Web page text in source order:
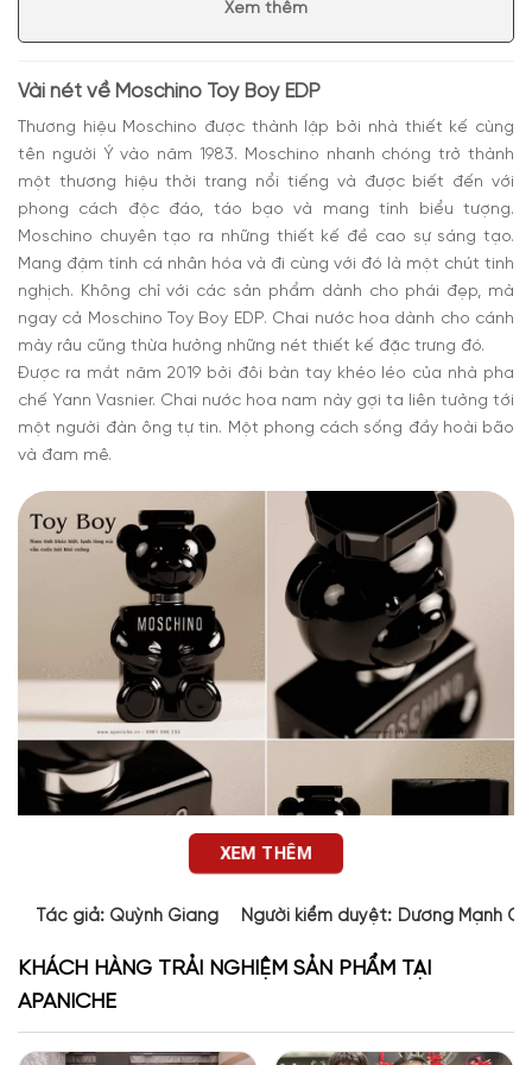
Có nên mua nước hoa nam Toy Boy Moschino
Xem thêm
Vài nét về Moschino Toy Boy EDP
Thương hiệu Moschino được thành lập bởi nhà thiết kế cùng
tên người Ý vào năm 1983. Moschino nhanh chóng trở thành
một thương hiệu thời trang nổi tiếng và được biết đến với
phong cách độc đáo, táo bạo và mang tính biểu tượng.
Moschino chuyên tạo ra những thiết kế đề cao sự sáng tạo.
Mang đậm tính cá nhân hóa và đi cùng với đó là một chút tinh
nghịch. Không chỉ với các sản phẩm dành cho phái đẹp, mà
ngay cả Moschino Toy Boy EDP. Chai nước hoa dành cho cánh
mày râu cũng thừa hưởng những nét thiết kế đặc trưng đó.
Được ra mắt năm 2019 bởi đôi bàn tay khéo léo của nhà pha
chế Yann Vasnier. Chai nước hoa nam này gợi ta liên tưởng tới
một người đàn ông tự tin. Một phong cách sống đầy hoài bão
và đam mê.
Sự phá cách của Moschino từ thời trang cho đến nước hoa là
XEM THÊM
Tác giả: Quỳnh Giang Người kiểm duyệt: Dương Mạnh
KHÁCH HÀNG TRẢI NGHIỆM SẢN PHẨM TẠI
APANICHE